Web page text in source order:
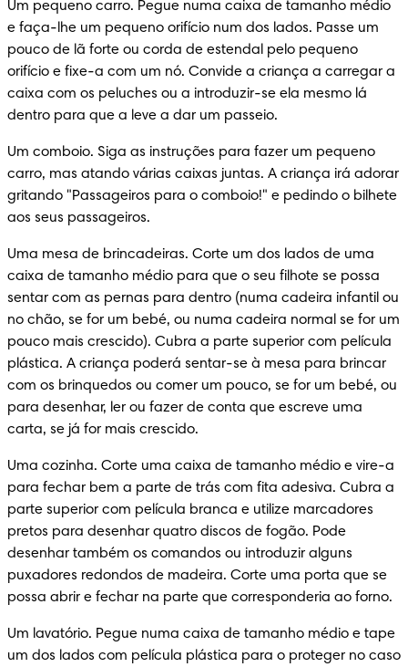
Um pequeno carro. Pegue numa caixa de tamanho médio
e faça-lhe um pequeno orifício num dos lados. Passe um
pouco de lã forte ou corda de estendal pelo pequeno
orifício e fixe-a com um nó. Convide a criança a carregar a
caixa com os peluches ou a introduzir-se ela mesmo lá
dentro para que a leve a dar um passeio.
Um comboio. Siga as instruções para fazer um pequeno
carro, mas atando várias caixas juntas. A criança irá adorar
gritando "Passageiros para o comboio!" e pedindo o bilhete
aos seus passageiros.
Uma mesa de brincadeiras. Corte um dos lados de uma
caixa de tamanho médio para que o seu filhote se possa
sentar com as pernas para dentro (numa cadeira infantil ou
no chão, se for um bebé, ou numa cadeira normal se for um
pouco mais crescido). Cubra a parte superior com película
plástica. A criança poderá sentar-se à mesa para brincar
com os brinquedos ou comer um pouco, se for um bebé, ou
para desenhar, ler ou fazer de conta que escreve uma
carta, se já for mais crescido.
Uma cozinha. Corte uma caixa de tamanho médio e vire-a
para fechar bem a parte de trás com fita adesiva. Cubra a
parte superior com película branca e utilize marcadores
pretos para desenhar quatro discos de fogão. Pode
desenhar também os comandos ou introduzir alguns
puxadores redondos de madeira. Corte uma porta que se
possa abrir e fechar na parte que corresponderia ao forno.
Um lavatório. Pegue numa caixa de tamanho médio e tape
um dos lados com película plástica para o proteger no caso